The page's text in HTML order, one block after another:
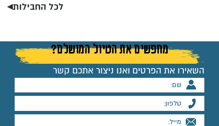
לכל החבילות◂
מחפשים את הטיול המושלם?
השאירו את הפרטים ואנו ניצור אתכם קשר